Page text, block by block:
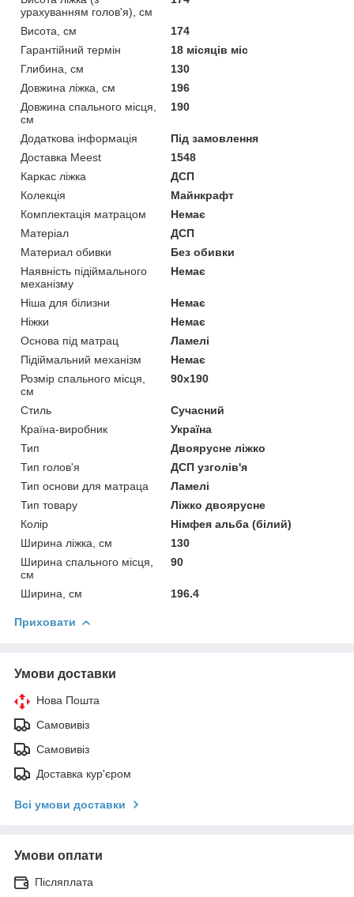
урахуванням голов'я), см
Висота, см
174
Гарантійний термін
18 місяців міс
Глибина, см
130
Довжина ліжка, см
196
Довжина спального місця,
см
190
Додаткова інформація
Під замовлення
Доставка Meest
1548
Каркас ліжка
ДСП
Колекція
Майнкрафт
Комплектація матрацом
Немає
Матеріал
ДСП
Материал обивки
Без обивки
Наявність підіймального
механізму
Немає
Ніша для білизни
Немає
Ніжки
Немає
Основа під матрац
Ламелі
Підіймальний механізм
Немає
Розмір спального місця,
см
90х190
Стиль
Сучасний
Країна-виробник
Україна
Тип
Двоярусне ліжко
Тип голов'я
ДСП узголів'я
Тип основи для матраца
Ламелі
Тип товару
Ліжко двоярусне
Колір
Німфея альба (білий)
Ширина ліжка, см
130
Ширина спального місця,
см
90
Ширина, см 196.4
Приховати
Умови доставки
Нова Пошта
Самовивіз
Самовивіз
Доставка кур'єром
Всі умови доставки
Умови оплати
Післяплата